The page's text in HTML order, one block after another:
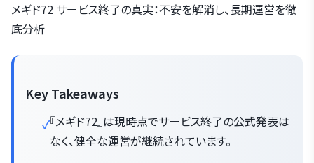
メギド72 サービス終了の真実：不安を解消し、長期運営を徹
底分析
Key Takeaways
『メギド72』は現時点でサービス終了の公式発表は
なく、健全な運営が継続されています。